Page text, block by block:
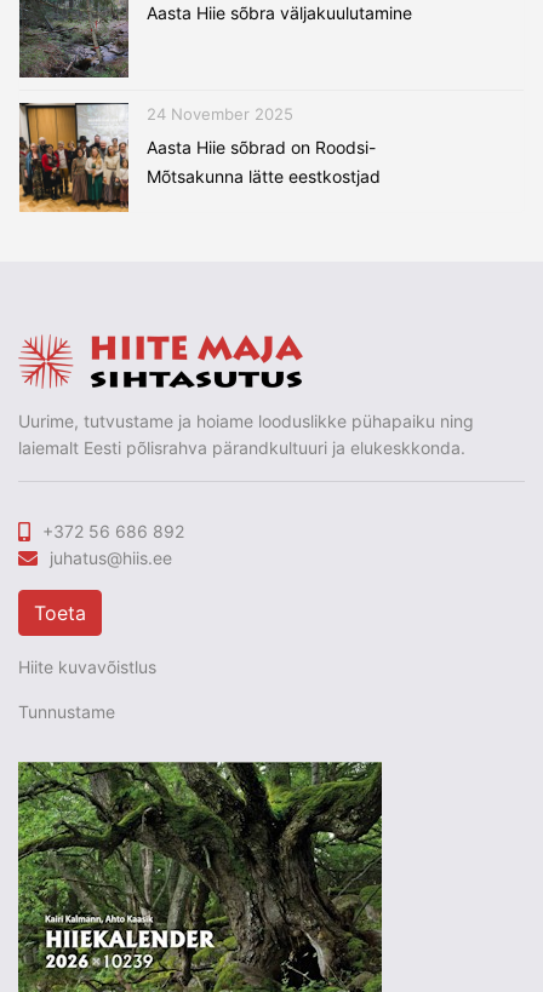
Aasta Hiie sõbra väljakuulutamine
24 November 2025
Aasta Hiie sõbrad on Roodsi-
Mõtsakunna lätte eestkostjad
Uurime, tutvustame ja hoiame looduslikke pühapaiku ning
laiemalt Eesti põlisrahva pärandkultuuri ja elukeskkonda.
+372 56 686 892
juhatus@hiis.ee
Toeta
Hiite kuvavõistlus
Tunnustame